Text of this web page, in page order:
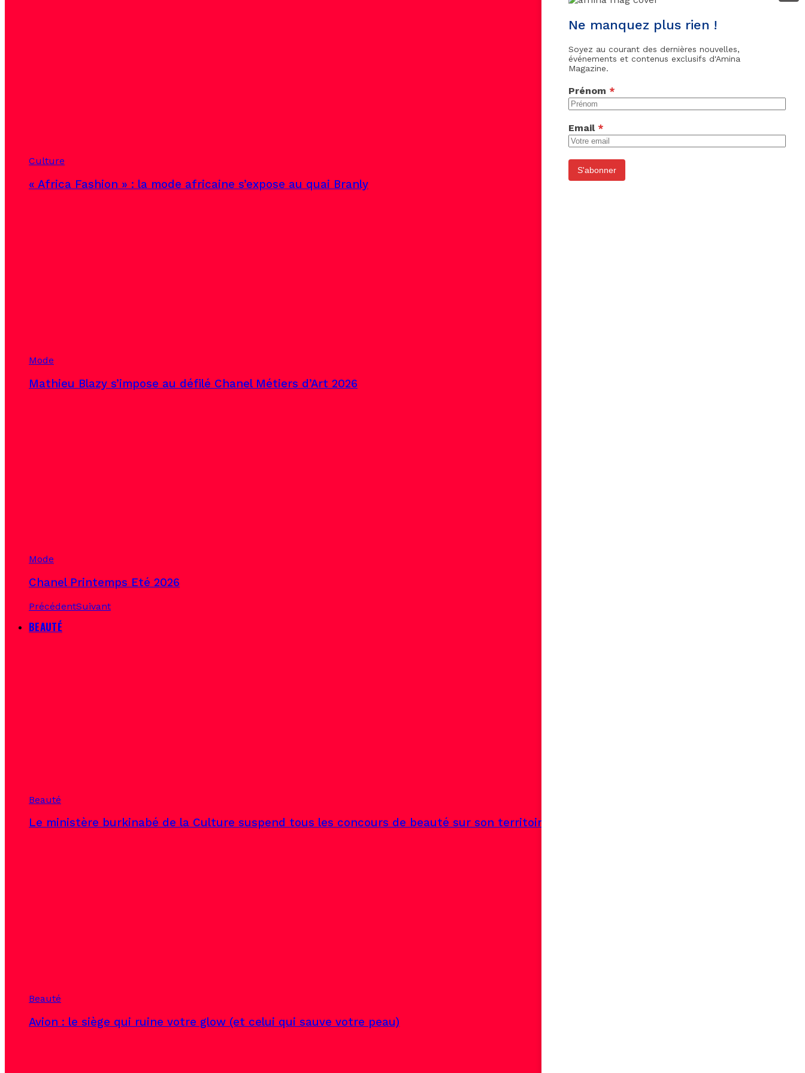
Culture
« Africa Fashion » : la mode africaine s’expose au quai Branly
Mode
Mathieu Blazy s’impose au défilé Chanel Métiers d’Art 2026
Mode
Chanel Printemps Eté 2026
PrécédentSuivant
BEAUTÉ
Beauté
Le ministère burkinabé de la Culture suspend tous les concours de beauté sur son territoire
Beauté
Avion : le siège qui ruine votre glow (et celui qui sauve votre peau)
Ne manquez plus rien !
Soyez au courant des dernières nouvelles,
événements et contenus exclusifs d'Amina
Magazine.
Prénom *
Email *
S'abonner